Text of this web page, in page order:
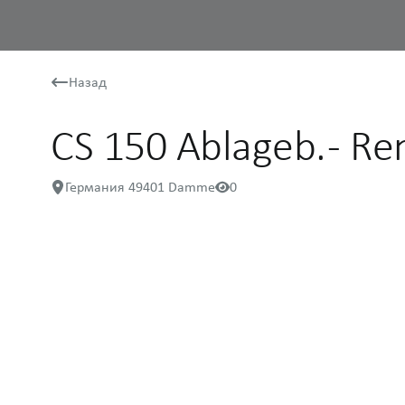
Назад
CS 150 Ablageb. -
Германия 49401 Damme 0